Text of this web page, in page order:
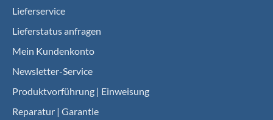
Lieferservice
Lieferstatus anfragen
Mein Kundenkonto
Newsletter-Service
Produktvorführung | Einweisung
Reparatur | Garantie